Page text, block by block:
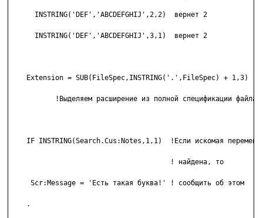
      INSTRING('DEF','ABCDEFGHIJ',2,2)  вернет 2
      INSTRING('DEF','ABCDEFGHIJ',3,1)  вернет 2
    Extension = SUB(FileSpec,INSTRING('.',FileSpec) + 1,3)
           !Выделяем расширение из полной спецификации файла
IF INSTRING(Search.Cus:Notes,1,1)  !Если искомая
                                       ! найдена, то
     Scr:Message = 'Есть такая буква!' ! сообщить об этом
    .